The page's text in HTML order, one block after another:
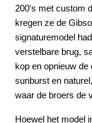
200's met custom
kregen ze de
signaturemodel
verstelbare brug,
kop en opnieuw
sunburst en
waar de broers de
Hoewel het model